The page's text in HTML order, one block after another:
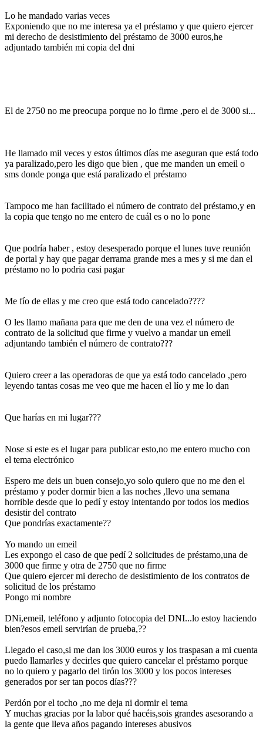
Lo he mandado varias veces
Exponiendo que no me interesa ya el préstamo y que quiero ejercer
mi derecho de desistimiento del préstamo de 3000 euros,he
adjuntado también mi copia del dni
El de 2750 no me preocupa porque no lo firme ,pero el de 3000 si...
He llamado mil veces y estos últimos días me aseguran que está todo
ya paralizado,pero les digo que bien , que me manden un emeil o
sms donde ponga que está paralizado el préstamo
Tampoco me han facilitado el número de contrato del préstamo,y en
la copia que tengo no me entero de cuál es o no lo pone
Que podría haber , estoy desesperado porque el lunes tuve reunión
de portal y hay que pagar derrama grande mes a mes y si me dan el
préstamo no lo podria casi pagar
Me fío de ellas y me creo que está todo cancelado????
O les llamo mañana para que me den de una vez el número de
contrato de la solicitud que firme y vuelvo a mandar un emeil
adjuntando también el número de contrato???
Quiero creer a las operadoras de que ya está todo cancelado ,pero
leyendo tantas cosas me veo que me hacen el lío y me lo dan
Que harías en mi lugar???
Nose si este es el lugar para publicar esto,no me entero mucho con
el tema electrónico
Espero me deis un buen consejo,yo solo quiero que no me den el
préstamo y poder dormir bien a las noches ,llevo una semana
horrible desde que lo pedí y estoy intentando por todos los medios
desistir del contrato
Que pondrías exactamente??
Yo mando un emeil
Les expongo el caso de que pedí 2 solicitudes de préstamo,una de
3000 que firme y otra de 2750 que no firme
Que quiero ejercer mi derecho de desistimiento de los contratos de
solicitud de los préstamo
Pongo mi nombre
DNi,emeil, teléfono y adjunto fotocopia del DNI...lo estoy haciendo
bien?esos emeil servirían de prueba,??
Llegado el caso,si me dan los 3000 euros y los traspasan a mi cuenta
puedo llamarles y decirles que quiero cancelar el préstamo porque
no lo quiero y pagarlo del tirón los 3000 y los pocos intereses
generados por ser tan pocos días???
Perdón por el tocho ,no me deja ni dormir el tema
Y muchas gracias por la labor qué hacéis,sois grandes asesorando a
la gente que lleva años pagando intereses abusivos